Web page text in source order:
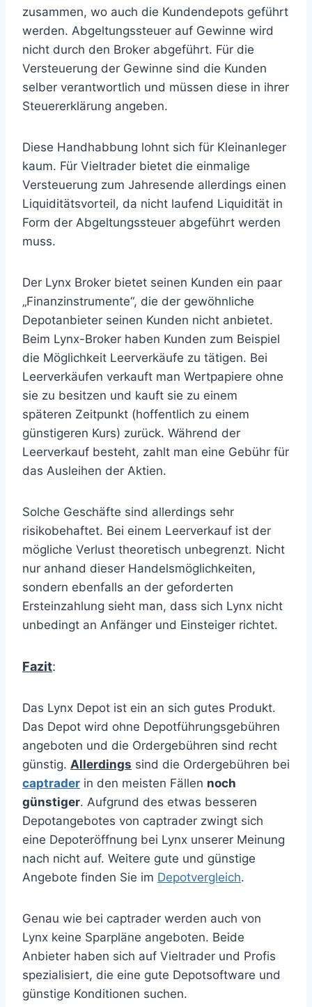
zusammen, wo auch die Kundendepots geführt
werden. Abgeltungssteuer auf Gewinne wird
nicht durch den Broker abgeführt. Für die
Versteuerung der Gewinne sind die Kunden
selber verantwortlich und müssen diese in ihrer
Steuererklärung angeben.
Diese Handhabbung lohnt sich für Kleinanleger
kaum. Für Vieltrader bietet die einmalige
Versteuerung zum Jahresende allerdings einen
Liquiditätsvorteil, da nicht laufend Liquidität in
Form der Abgeltungssteuer abgeführt werden
muss.
Der Lynx Broker bietet seinen Kunden ein paar
„Finanzinstrumente“, die der gewöhnliche
Depotanbieter seinen Kunden nicht anbietet.
Beim Lynx-Broker haben Kunden zum Beispiel
die Möglichkeit Leerverkäufe zu tätigen. Bei
Leerverkäufen verkauft man Wertpapiere ohne
sie zu besitzen und kauft sie zu einem
späteren Zeitpunkt (hoffentlich zu einem
günstigeren Kurs) zurück. Während der
Leerverkauf besteht, zahlt man eine Gebühr für
das Ausleihen der Aktien.
Solche Geschäfte sind allerdings sehr
risikobehaftet. Bei einem Leerverkauf ist der
mögliche Verlust theoretisch unbegrenzt. Nicht
nur anhand dieser Handelsmöglichkeiten,
sondern ebenfalls an der geforderten
Ersteinzahlung sieht man, dass sich Lynx nicht
unbedingt an Anfänger und Einsteiger richtet.
Fazit:
Das Lynx Depot ist ein an sich gutes Produkt.
Das Depot wird ohne Depotführungsgebühren
angeboten und die Ordergebühren sind recht
günstig. Allerdings sind die Ordergebühren bei
captrader in den meisten Fällen noch
günstiger. Aufgrund des etwas besseren
Depotangebotes von captrader zwingt sich
eine Depoteröffnung bei Lynx unserer Meinung
nach nicht auf. Weitere gute und günstige
Angebote finden Sie im Depotvergleich.
Genau wie bei captrader werden auch von
Lynx keine Sparpläne angeboten. Beide
Anbieter haben sich auf Vieltrader und Profis
spezialisiert, die eine gute Depotsoftware und
günstige Konditionen suchen.